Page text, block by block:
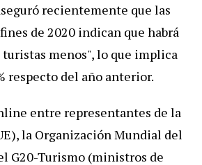
recientemente que las
de 2020 indican que habrá
menos", lo que implica
respecto del año anterior.
entre representantes de la
la Organización Mundial del
G20-Turismo (ministros de